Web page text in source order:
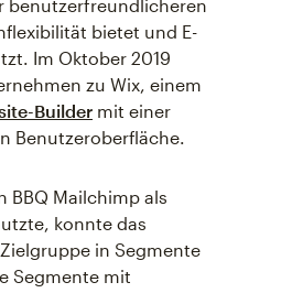
benutzerfreundlicheren
bietet und E-
Im Oktober 2019
zu Wix, einem
Builder mit einer
Benutzeroberfläche.
BBQ Mailchimp als
konnte das
in Segmente
Segmente mit